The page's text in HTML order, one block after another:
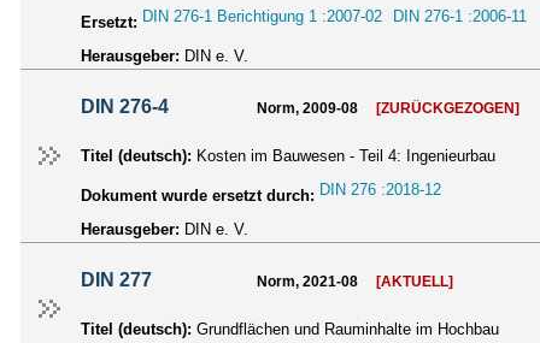
Ersetzt: DIN 276-1 Berichtigung 1 :2007-02 DIN 276-1 :2006-11
Herausgeber: DIN e. V.
DIN 276-4 Norm, 2009-08 [ZURÜCKGEZOGEN]
Titel (deutsch): Kosten im Bauwesen - Teil 4: Ingenieurbau
Dokument wurde ersetzt durch: DIN 276 :2018-12
Herausgeber: DIN e. V.
DIN 277 Norm, 2021-08 [AKTUELL]
Titel (deutsch): Grundflächen und Rauminhalte im Hochbau